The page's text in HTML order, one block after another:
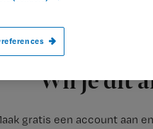
Wil je dit
gratis een account aan
V&V2020 op 8